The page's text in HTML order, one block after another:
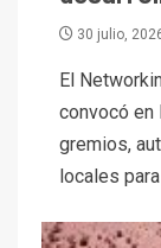
30 julio,
El
convocó en
gremios,
locales